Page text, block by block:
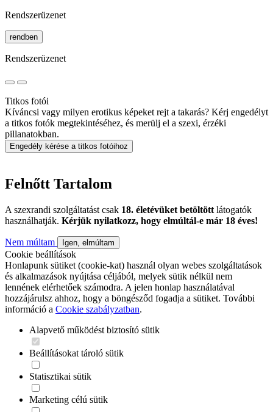
Rendszerüzenet
rendben
Rendszerüzenet
Titkos fotói
Kíváncsi vagy milyen erotikus képeket rejt a takarás? Kérj engedélyt
a titkos fotók megtekintéséhez, és merülj el a szexi, érzéki
pillanatokban.
Engedély kérése a titkos fotóihoz
Felnőtt Tartalom
A szexrandi szolgáltatást csak 18. életévüket betöltött látogatók
használhatják. Kérjük nyilatkozz, hogy elmúltál-e már 18 éves!
Nem múltam Igen, elmúltam
Cookie beállítások
Honlapunk sütiket (cookie-kat) használ olyan webes szolgáltatások
és alkalmazások nyújtása céljából, melyek sütik nélkül nem
lennének elérhetőek számodra. A jelen honlap használatával
hozzájárulsz ahhoz, hogy a böngésződ fogadja a sütiket. További
információ a Cookie szabályzatban.
Alapvető működést biztosító sütik
Beállításokat tároló sütik
Statisztikai sütik
Marketing célú sütik